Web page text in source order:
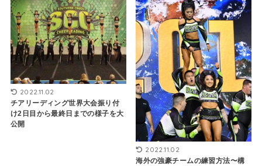
2022.11.02
チアリーディング世界大会振り付
け2日目から最終日までの様子を大
公開
2022.11.02
海外の強豪チームの練習方法〜構